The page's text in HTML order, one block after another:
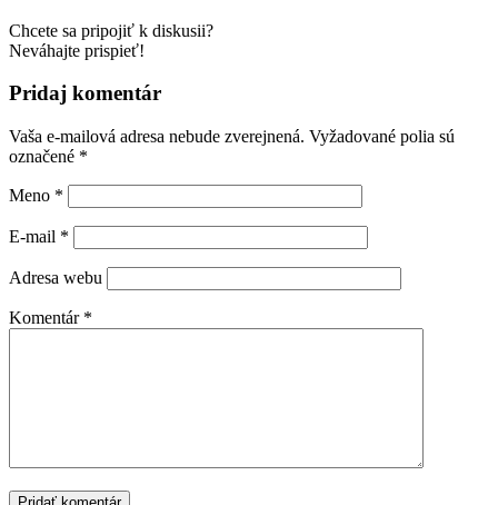
Chcete sa pripojiť k diskusii?
Neváhajte prispieť!
Pridaj komentár
Vaša e-mailová adresa nebude zverejnená. Vyžadované polia sú
označené *
Meno *
E-mail *
Adresa webu
Komentár *